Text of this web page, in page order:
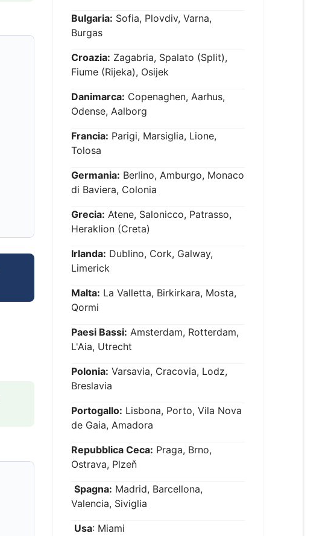
Bulgaria: Sofia, Plovdiv, Varna,
Burgas
Croazia: Zagabria, Spalato (Split),
Fiume (Rijeka), Osijek
Danimarca: Copenaghen, Aarhus,
Odense, Aalborg
Francia: Parigi, Marsiglia, Lione,
Tolosa
Germania: Berlino, Amburgo, Monaco
di Baviera, Colonia
Grecia: Atene, Salonicco, Patrasso,
Heraklion (Creta)
Irlanda: Dublino, Cork, Galway,
Limerick
Malta: La Valletta, Birkirkara, Mosta,
Qormi
Paesi Bassi: Amsterdam, Rotterdam,
L'Aia, Utrecht
Polonia: Varsavia, Cracovia, Lodz,
Breslavia
Portogallo: Lisbona, Porto, Vila Nova
de Gaia, Amadora
Repubblica Ceca: Praga, Brno,
Ostrava, Plzeň
Spagna: Madrid, Barcellona,
Valencia, Siviglia
Usa: Miami